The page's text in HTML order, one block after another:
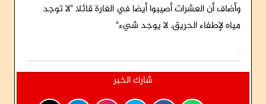
وأضاف أن العشرات أصيبوا أيضا في الغارة قائلا "لا توجد
مياه لإطفاء الحريق. لا يوجد شيء"
شارك الخبر